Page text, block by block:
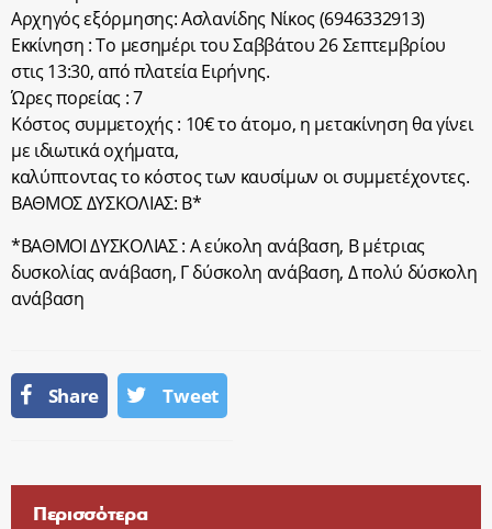
Αρχηγός εξόρμησης: Ασλανίδης Νίκος (6946332913)
Εκκίνηση : Το μεσημέρι του Σαββάτου 26 Σεπτεμβρίου
στις 13:30, από πλατεία Ειρήνης.
Ώρες πορείας : 7
Κόστος συμμετοχής : 10€ το άτομο, η μετακίνηση θα γίνει
με ιδιωτικά οχήματα,
καλύπτοντας το κόστος των καυσίμων οι συμμετέχοντες.
ΒΑΘΜΟΣ ΔΥΣΚΟΛΙΑΣ: Β*
*ΒΑΘΜΟΙ ΔΥΣΚΟΛΙΑΣ : Α εύκολη ανάβαση, Β μέτριας
δυσκολίας ανάβαση, Γ δύσκολη ανάβαση, Δ πολύ δύσκολη
ανάβαση
Share Tweet
Περισσότερα